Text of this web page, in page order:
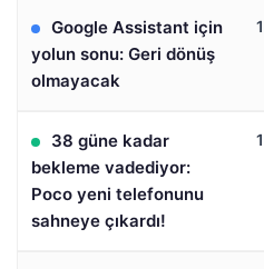
Google Assistant için
yolun sonu: Geri dönüş
olmayacak
1
38 güne kadar
bekleme vadediyor:
Poco yeni telefonunu
sahneye çıkardı!
1